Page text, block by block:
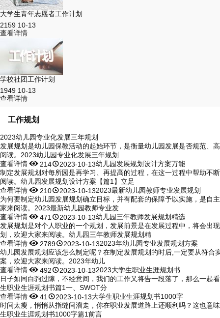
大学生青年志愿者工作计划
2159 10-13
查看详情
学校社团工作计划
1949 10-13
查看详情
工作规划
2023幼儿园专业化发展三年规划
发展规划是幼儿园保教活动的起始环节，是衡量幼儿园发展是否规范、
阅读。2023幼儿园专业化发展三年规划
查看详情 2142023-10-13幼儿园发展规划设计方案万能
制定发展规划对每所园是再学习、再提高的过程，在这一过程中帮助不
阅读。幼儿园发展规划设计方案【篇1】立足
查看详情 2102023-10-132023最新幼儿园教师专业发展规划
为何要制定幼儿园发展规划确立目标，并有配套的保障予以实施，是自
家来阅读。2023最新幼儿园教师专业发
查看详情471 2023-10-13幼儿园三年教师发展规划精选
发展规划是对个人职业的一个规划，发展前景是在发展过程中，将会出
划，欢迎大家来阅读。幼儿园三年教师发展规划精
查看详情 27892023-10-132023年幼儿园专业发展规划方案
幼儿园发展规划应该怎么制定呢？在制定发展规划的时后,一定要从符
案，欢迎大家来阅读。2023年幼儿
查看详情4922023-10-132023大学生职业生涯规划书
日子如同白驹过隙，不经意间，我们的工作又将告一段落了，那么一
生职业生涯规划书篇1一、SWOT分
查看详情41 2023-10-13大学生职业生涯规划书1000字
时间太瘦，悄悄从指缝间溜走，你在职业发展道路上还顺利吗？这也
生职业生涯规划书1000字篇1前言